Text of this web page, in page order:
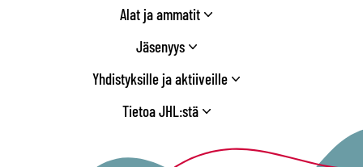
Alat ja ammatit
Jäsenyys
Yhdistyksille ja aktiiveille
Tietoa JHL:stä